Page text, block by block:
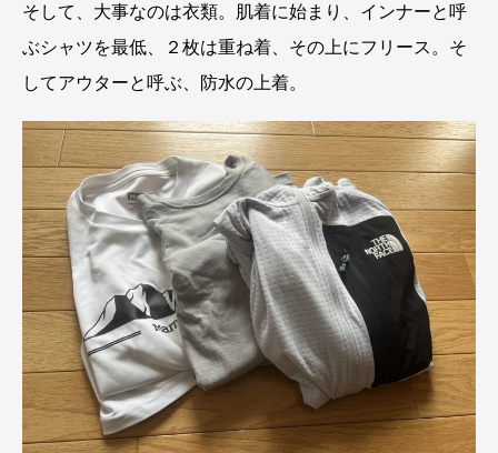
そして、大事なのは衣類。肌着に始まり、インナーと呼
ぶシャツを最低、２枚は重ね着、その上にフリース。そ
してアウターと呼ぶ、防水の上着。